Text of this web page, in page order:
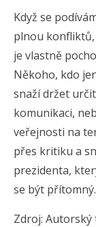
Když se
plnou
je vlastně
Někoho, kdo
snaží držet
komunikaci,
veřejnosti na
přes kritiku a
prezidenta,
se být přítomný.
Zdroj: Autorský